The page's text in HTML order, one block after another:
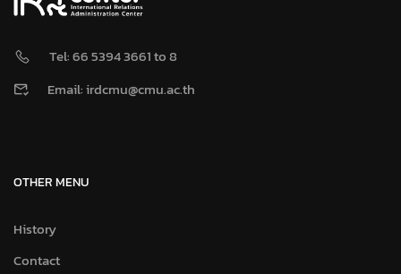
Tel: 66 5394 3661 to 8
Email: irdcmu@cmu.ac.th
OTHER MENU
History
Contact